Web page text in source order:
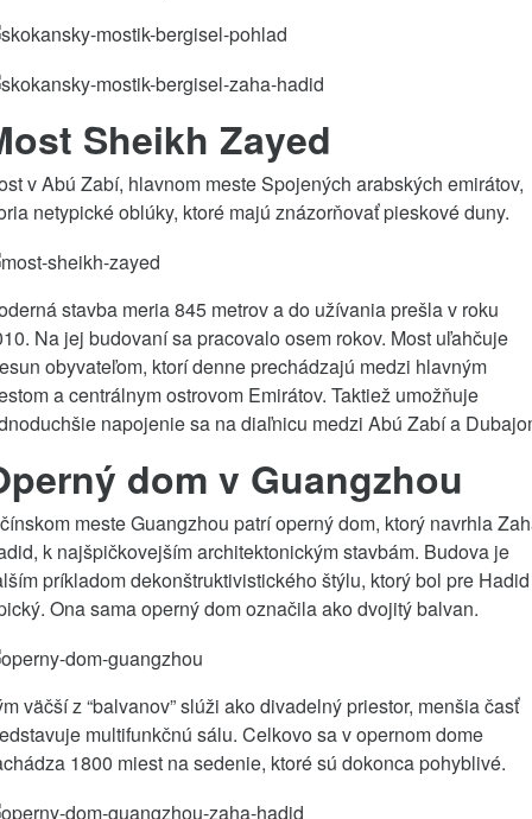
Sheikh Zayed
v Abú Zabí, hlavnom meste Spojených arabských emirátov,
netypické oblúky, ktoré majú znázorňovať pieskové duny.
stavba meria 845 metrov a do užívania prešla v roku
Na jej budovaní sa pracovalo osem rokov. Most uľahčuje
obyvateľom, ktorí denne prechádzajú medzi hlavným
a centrálnym ostrovom Emirátov. Taktiež umožňuje
napojenie sa na diaľnicu medzi Abú Zabí a
dom v Guangzhou
meste Guangzhou patrí operný dom, ktorý navrhla
k najšpičkovejším architektonickým stavbám. Budova je
príkladom dekonštruktivistického štýlu, ktorý bol pre Hadid
Ona sama operný dom označila ako dvojitý balvan.
väčší z “balvanov” slúži ako divadelný priestor, menšia časť
multifunkčnú sálu. Celkovo sa v opernom dome
1800 miest na sedenie, ktoré sú dokonca pohyblivé.